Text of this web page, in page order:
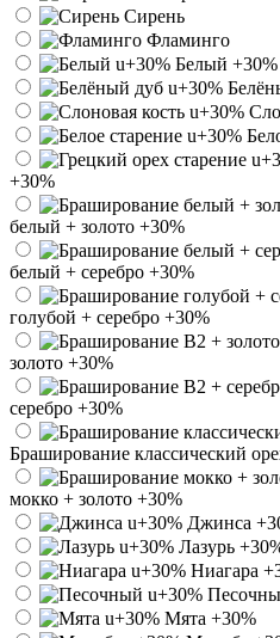
Сирень
Фламинго
Белый +30%
+30%
белый + золото +30%
белый + серебро +30%
голубой + серебро +30%
золото +30%
серебро +30%
Браширование классический
мокко + золото +30%
Джинса
Лазурь
Ниагара
Мята +30%